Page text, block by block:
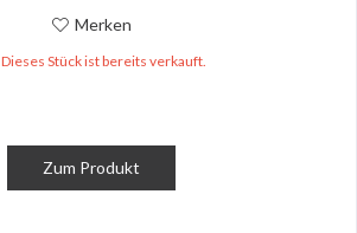
Merken
Dieses Stück ist bereits verkauft.
Zum Produkt